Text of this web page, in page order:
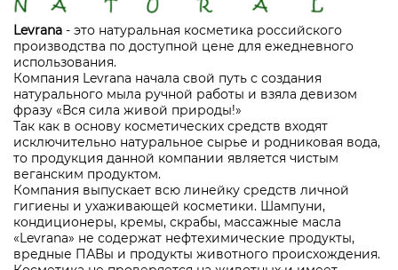
Levrana - это натуральная косметика российского
производства по доступной цене для ежедневного
использования.
Компания Levrana начала свой путь с создания
натурального мыла ручной работы и взяла девизом
фразу «Вся сила живой природы!»
Так как в основу косметических средств входят
исключительно натуральное сырье и родниковая вода,
то продукция данной компании является чистым
веганским продуктом.
Компания выпускает всю линейку средств личной
гигиены и ухаживающей косметики. Шампуни,
кондиционеры, кремы, скрабы, массажные масла
«Levrana» не содержат нефтехимические продукты,
вредные ПАВы и продукты животного происхождения.